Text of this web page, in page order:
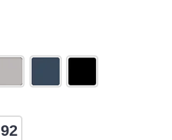
92